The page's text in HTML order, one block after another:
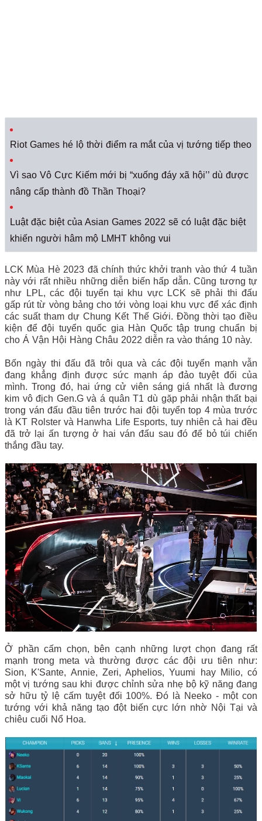
Riot Games hé lộ thời điểm ra mắt của vị tướng tiếp theo
Vì sao Vô Cực Kiếm mới bị “xuống đáy xã hội’’ dù được
nâng cấp thành đồ Thần Thoại?
Luật đặc biệt của Asian Games 2022 sẽ có luật đặc biệt
khiến người hâm mộ LMHT không vui
LCK Mùa Hè 2023 đã chính thức khởi tranh vào thứ 4 tuần
này với rất nhiều những diễn biến hấp dẫn. Cũng tương tự
như LPL, các đội tuyển tại khu vực LCK sẽ phải thi đấu
gấp rút từ vòng bảng cho tới vòng loại khu vực để xác định
các suất tham dự Chung Kết Thế Giới. Đồng thời tạo điều
kiện để đội tuyển quốc gia Hàn Quốc tập trung chuẩn bị
cho Á Vận Hội Hàng Châu 2022 diễn ra vào tháng 10 này.
Bốn ngày thi đấu đã trôi qua và các đội tuyển mạnh vẫn
đang khẳng định được sức mạnh áp đảo tuyệt đối của
mình. Trong đó, hai ứng cử viên sáng giá nhất là đương
kim vô địch Gen.G và á quân T1 dù gặp phải nhận thất bại
trong ván đấu đầu tiên trước hai đội tuyển top 4 mùa trước
là KT Rolster và Hanwha Life Esports, tuy nhiên cả hai đều
đã trở lại ấn tượng ở hai ván đấu sau đó để bỏ túi chiến
thắng đầu tay.
Ở phần cấm chọn, bên cạnh những lượt chọn đang rất
mạnh trong meta và thường được các đội ưu tiên như:
Sion, K'Sante, Annie, Zeri, Aphelios, Yuumi hay Milio, có
một vị tướng sau khi được chỉnh sửa nhẹ bộ kỹ năng đang
sở hữu tỷ lệ cấm tuyệt đối 100%. Đó là Neeko - một con
tướng với khả năng tạo đột biến cực lớn nhờ Nội Tại và
chiêu cuối Nổ Hoa.